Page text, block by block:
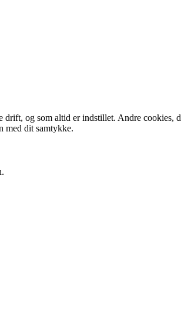
og som altid er indstillet. Andre
med dit samtykke.